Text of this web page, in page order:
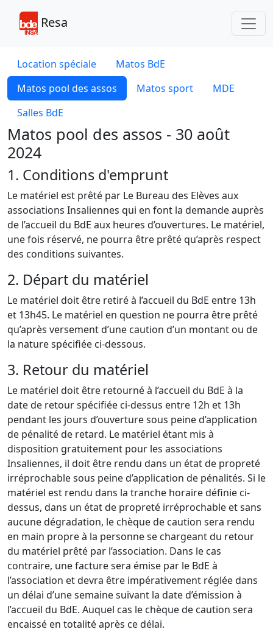
Resa
Location spéciale
Matos BdE
Matos pool des assos
Matos sport
MDE
Salles BdE
Matos pool des assos - 30 août
2024
1. Conditions d'emprunt
Le matériel est prêté par Le Bureau des Elèves aux
associations Insaliennes qui en font la demande auprès
de l’accueil du BdE aux heures d’ouvertures. Le matériel,
une fois réservé, ne pourra être prêté qu’après respect
des conditions suivantes.
2. Départ du matériel
Le matériel doit être retiré à l’accueil du BdE entre 13h
et 13h45. Le matériel en question ne pourra être prêté
qu’après versement d’une caution d’un montant ou de
la nature spécifiée ci-dessous.
3. Retour du matériel
Le matériel doit être retourné à l’accueil du BdE à la
date de retour spécifiée ci-dessus entre 12h et 13h
pendant les jours d’ouverture sous peine d’application
de pénalité de retard. Le matériel étant mis à
disposition gratuitement pour les associations
Insaliennes, il doit être rendu dans un état de propreté
irréprochable sous peine d’application de pénalités. Si le
matériel est rendu dans la tranche horaire définie ci-
dessus, dans un état de propreté irréprochable et sans
aucune dégradation, le chèque de caution sera rendu
en main propre à la personne se chargeant du retour
du matériel prêté par l’association. Dans le cas
contraire, une facture sera émise par le BdE à
l’association et devra être impérativement réglée dans
un délai d’une semaine suivant la date d’émission à
l’accueil du BdE. Auquel cas le chèque de caution sera
encaissé en totalité après ce délai.